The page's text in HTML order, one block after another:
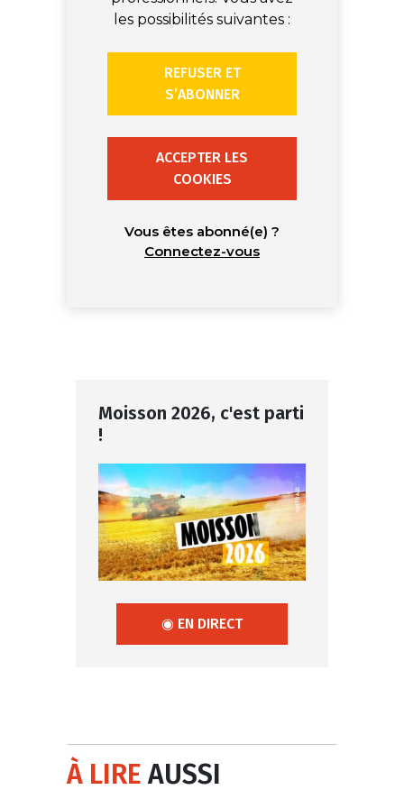
les possibilités suivantes :
REFUSER ET
S’ABONNER
ACCEPTER LES
COOKIES
Vous êtes abonné(e) ?
Connectez-vous
Moisson 2026, c'est parti
!
◉ EN DIRECT
À LIREAUSSI